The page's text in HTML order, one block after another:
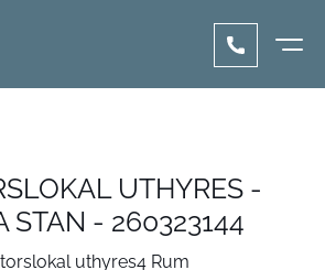
UTHYRES -
STAN - 260323144
uthyres4 Rum